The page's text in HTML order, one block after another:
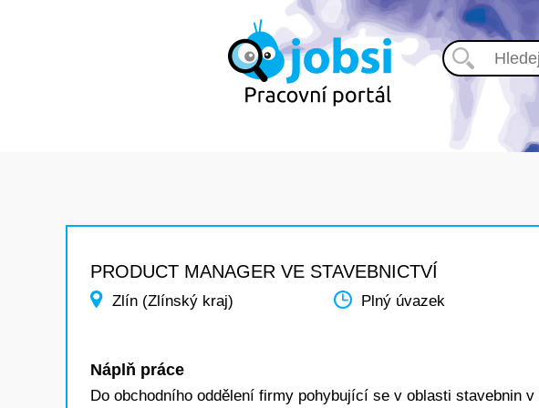
PRODUCT MANAGER VE STAVEBNICTVÍ
Zlín (Zlínský kraj) Plný úvazek
Náplň práce
Do obchodního oddělení firmy pohybující se v oblasti stavebnin